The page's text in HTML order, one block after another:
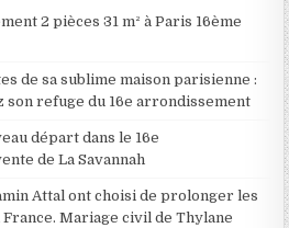
2 pièces 31 m² à Paris 16ème
de sa sublime maison parisienne :
refuge du 16e arrondissement
départ dans le 16e
de La Savannah
Attal ont choisi de prolonger les
Mariage civil de Thylane